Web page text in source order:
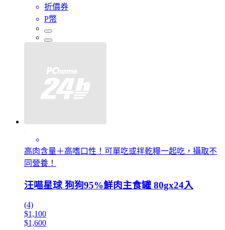
折價券
P幣
高肉含量＋高嗜口性！可單吃或拌乾糧一起吃，攝取不
同營養！
汪喵星球 狗狗95%鮮肉主食罐 80gx24入
(4)
$1,100
$1,600